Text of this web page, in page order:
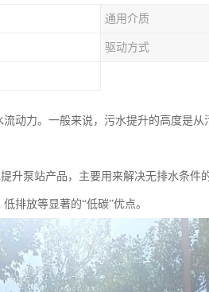
通用介质
驱动方式
动力。一般来说，污水提升的高度是
升泵站产品，主要用来解决无排水条件
排放等显著的“低碳”优点。